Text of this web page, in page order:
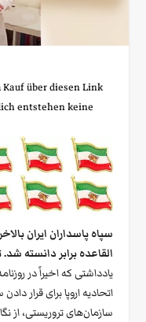
über diesen Link
entstehen keine
سپاه پاسداران ایران
القاعده برابر دانسته
یادداشتی که اخیراً در
اتحادیه اروپا برای قرار
سازمان‌های تروریستی،